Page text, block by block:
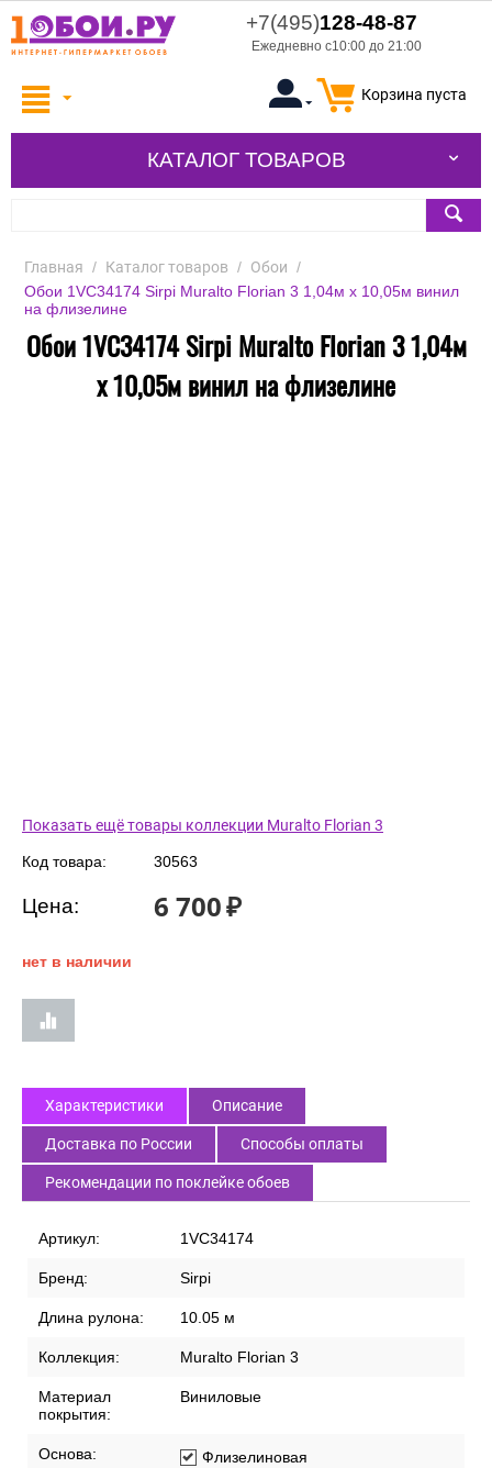
+7(495)128-48-87
Ежедневно с10:00 до 21:00
Корзина пуста
КАТАЛОГ ТОВАРОВ
Главная / Каталог товаров / Обои /
Обои 1VC34174 Sirpi Muralto Florian 3 1,04м х 10,05м винил
на флизелине
Обои 1VC34174 Sirpi Muralto Florian 3 1,04м
х 10,05м винил на флизелине
Показать ещё товары коллекции Muralto Florian 3
Код товара: 30563
Цена: 6 700₽
нет в наличии
Характеристики Описание
Доставка по России Способы оплаты
Рекомендации по поклейке обоев
Артикул: 1VC34174
Бренд: Sirpi
Длина рулона: 10.05 м
Коллекция: Muralto Florian 3
Материал
покрытия:
Виниловые
Основа: Флизелиновая